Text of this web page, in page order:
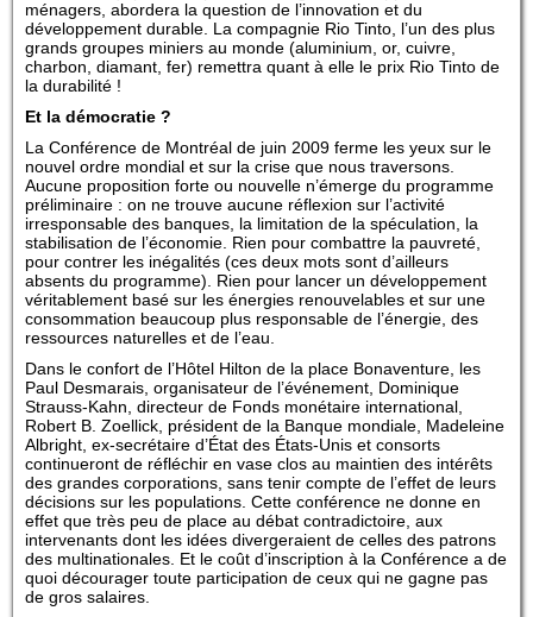
ménagers, abordera la question de l’innovation et du
développement durable. La compagnie Rio Tinto, l’un des plus
grands groupes miniers au monde (aluminium, or, cuivre,
charbon, diamant, fer) remettra quant à elle le prix Rio Tinto de
la durabilité !
Et la démocratie ?
La Conférence de Montréal de juin 2009 ferme les yeux sur le
nouvel ordre mondial et sur la crise que nous traversons.
Aucune proposition forte ou nouvelle n’émerge du programme
préliminaire : on ne trouve aucune réflexion sur l’activité
irresponsable des banques, la limitation de la spéculation, la
stabilisation de l’économie. Rien pour combattre la pauvreté,
pour contrer les inégalités (ces deux mots sont d’ailleurs
absents du programme). Rien pour lancer un développement
véritablement basé sur les énergies renouvelables et sur une
consommation beaucoup plus responsable de l’énergie, des
ressources naturelles et de l’eau.
Dans le confort de l’Hôtel Hilton de la place Bonaventure, les
Paul Desmarais, organisateur de l’événement, Dominique
Strauss-Kahn, directeur de Fonds monétaire international,
Robert B. Zoellick, président de la Banque mondiale, Madeleine
Albright, ex-secrétaire d’État des États-Unis et consorts
continueront de réfléchir en vase clos au maintien des intérêts
des grandes corporations, sans tenir compte de l’effet de leurs
décisions sur les populations. Cette conférence ne donne en
effet que très peu de place au débat contradictoire, aux
intervenants dont les idées divergeraient de celles des patrons
des multinationales. Et le coût d’inscription à la Conférence a de
quoi décourager toute participation de ceux qui ne gagne pas
de gros salaires.